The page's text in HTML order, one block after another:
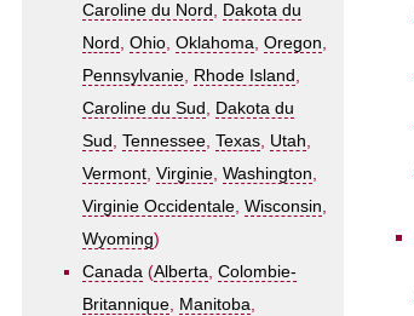
Caroline du Nord , Dakota du
Nord , Ohio, Oklahoma, Oregon,
Pennsylvanie, Rhode Island ,
Caroline du Sud , Dakota du
Sud , Tennessee, Texas, Utah,
Vermont, Virginie, Washington,
Virginie Occidentale, Wisconsin,
Wyoming)
Canada (Alberta, Colombie-
Britannique, Manitoba,